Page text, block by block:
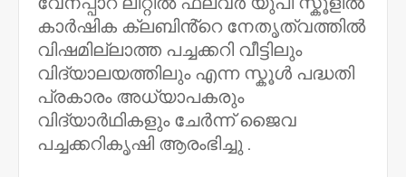
കാർഷിക ക്ലബിൻ്റെ നേതൃത്വത്തിൽ
വിഷമില്ലാത്ത പച്ചക്കറി വീട്ടിലും
വിദ്യാലയത്തിലും എന്ന സ്കൂൾ പദ്ധതി
പ്രകാരം അധ്യാപകരും
വിദ്യാർഥികളും ചേർന്ന് ജൈവ
പച്ചക്കറികൃഷി ആരംഭിച്ചു .